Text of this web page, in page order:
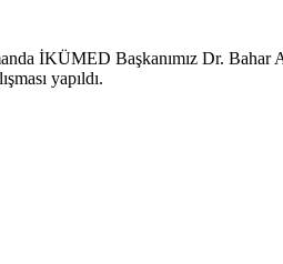
İKÜMED Başkanımız Dr. Bahar
yapıldı.